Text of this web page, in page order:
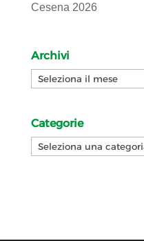
Cesena 2026
Archivi
Archivi
Categorie
Categorie